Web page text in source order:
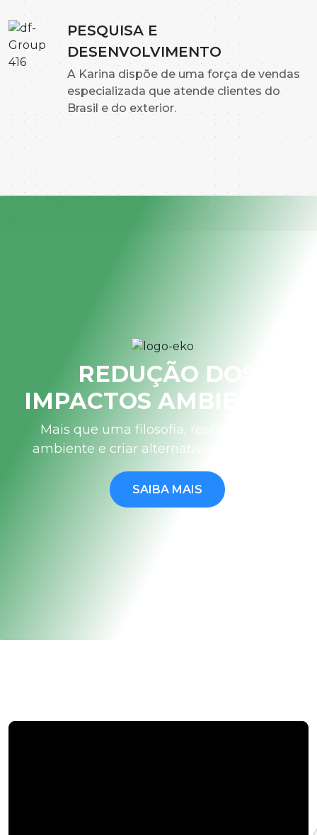
PESQUISA E
DESENVOLVIMENTO
A Karina dispõe de uma força de vendas
especializada que atende clientes do
Brasil e do exterior.
REDUÇÃO DOS
IMPACTOS AMBIENTAIS
Mais que uma filosofia, respeitar o meio
ambiente e criar alternativas sustentáveis.
SAIBA MAIS